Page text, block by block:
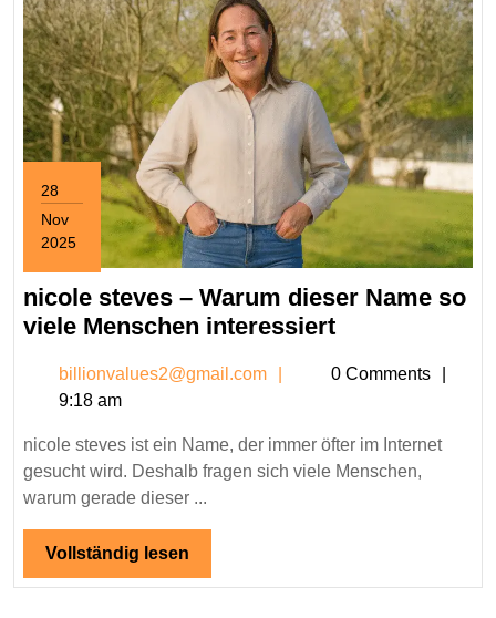
28
Nov
2025
November
28,
2025
nicole steves – Warum dieser Name so
viele Menschen interessiertnicole
–
dieser
Name
interessiert
billionvalues2@gmail.com
0 Comments
9:18 am
nicole steves ist ein Name, der immer öfter im Internet
gesucht wird. Deshalb fragen sich viele Menschen,
warum gerade dieser ...
Vollständig lesen
lesen